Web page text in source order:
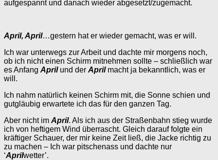
aufgespannt und danach wieder abgesetzt/zugemacht.
April, April…gestern hat er wieder gemacht, was er will.
Ich war unterwegs zur Arbeit und dachte mir morgens noch,
ob ich nicht einen Schirm mitnehmen sollte – schließlich war
es Anfang April und der April macht ja bekanntlich, was er
will.
Ich nahm natürlich keinen Schirm mit, die Sonne schien und
gutgläubig erwartete ich das für den ganzen Tag.
Aber nicht im April. Als ich aus der Straßenbahn stieg wurde
ich von heftigem Wind überrascht. Gleich darauf folgte ein
kräftiger Schauer, der mir keine Zeit ließ, die Jacke richtig zu
zu machen – Ich war pitschenass und dachte nur
‘Aprilwetter’.